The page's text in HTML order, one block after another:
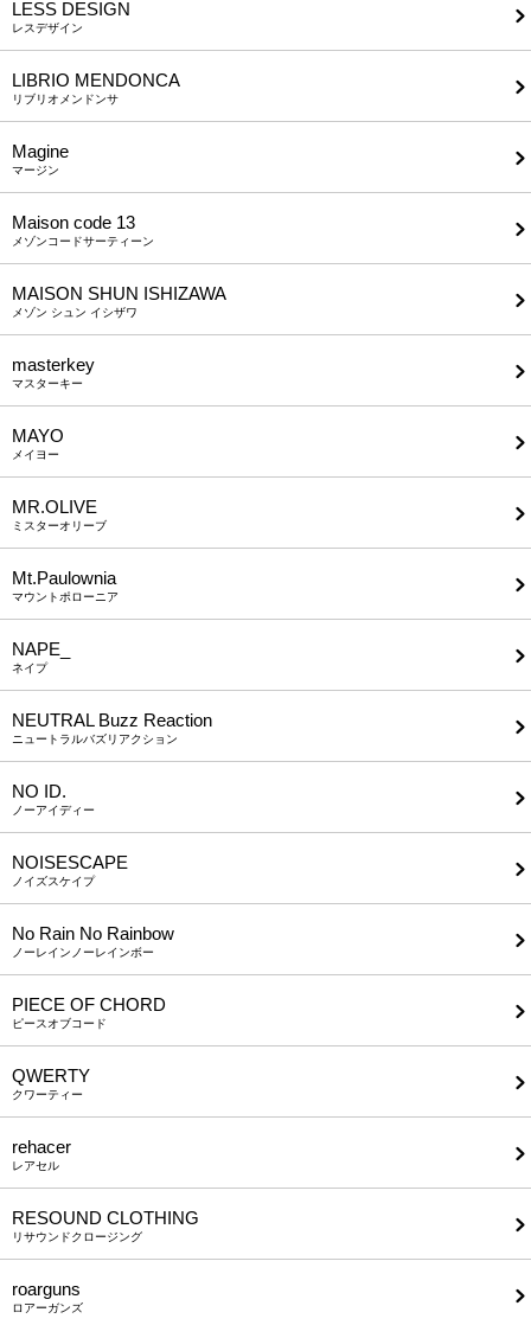
LESS DESIGN
レスデザイン
LIBRIO MENDONCA
リブリオメンドンサ
Magine
マージン
Maison code 13
メゾンコードサーティーン
MAISON SHUN ISHIZAWA
メゾン シュン イシザワ
masterkey
マスターキー
MAYO
メイヨー
MR.OLIVE
ミスターオリーブ
Mt.Paulownia
マウントポローニア
NAPE_
ネイプ
NEUTRAL Buzz Reaction
ニュートラルバズリアクション
NO ID.
ノーアイディー
NOISESCAPE
ノイズスケイプ
No Rain No Rainbow
ノーレインノーレインボー
PIECE OF CHORD
ピースオブコード
QWERTY
クワーティー
rehacer
レアセル
RESOUND CLOTHING
リサウンドクロージング
roarguns
ロアーガンズ